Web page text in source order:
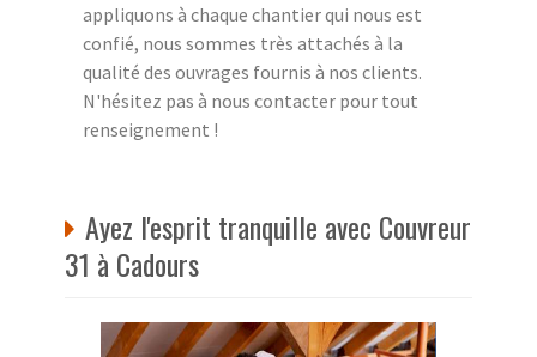
appliquons à chaque chantier qui nous est
confié, nous sommes très attachés à la
qualité des ouvrages fournis à nos clients.
N'hésitez pas à nous contacter pour tout
renseignement !
Ayez l'esprit tranquille avec Couvreur
31 à Cadours